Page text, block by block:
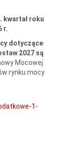
kwartał roku
r.
dotyczące
2027 są
Mocowej
rynku mocy
1-